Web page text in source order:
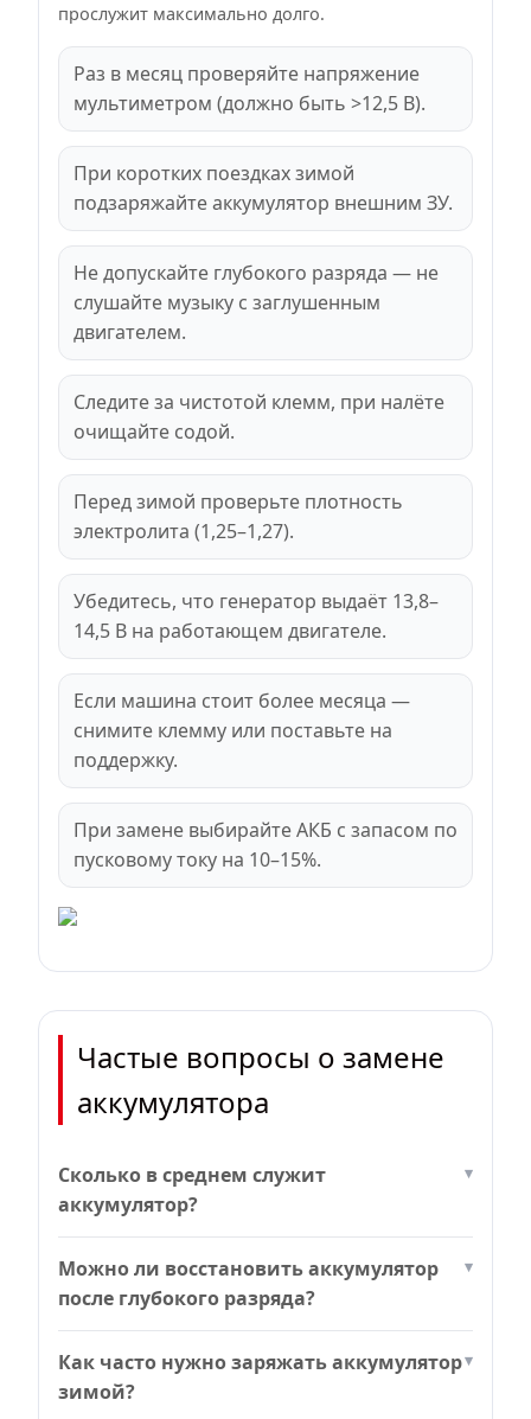
прослужит максимально долго.
Раз в месяц проверяйте напряжение
мультиметром (должно быть >12,5 В).
При коротких поездках зимой
подзаряжайте аккумулятор внешним ЗУ.
Не допускайте глубокого разряда — не
слушайте музыку с заглушенным
двигателем.
Следите за чистотой клемм, при налёте
очищайте содой.
Перед зимой проверьте плотность
электролита (1,25–1,27).
Убедитесь, что генератор выдаёт 13,8–
14,5 В на работающем двигателе.
Если машина стоит более месяца —
снимите клемму или поставьте на
поддержку.
При замене выбирайте АКБ с запасом по
пусковому току на 10–15%.
Частые вопросы о замене
аккумулятора
Сколько в среднем служит
аккумулятор?
Можно ли восстановить аккумулятор
после глубокого разряда?
Как часто нужно заряжать аккумулятор
зимой?